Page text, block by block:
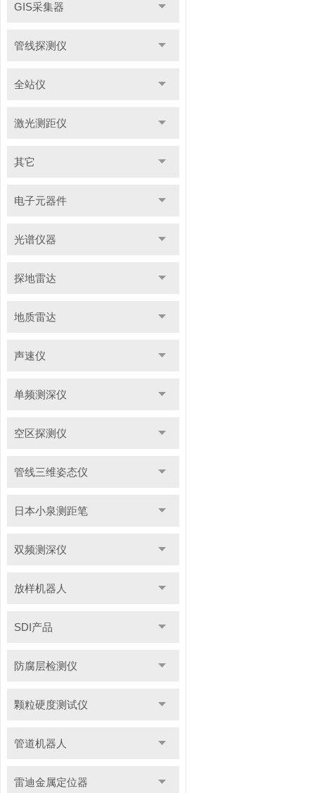
GIS采集器
管线探测仪
全站仪
激光测距仪
其它
电子元器件
光谱仪器
探地雷达
地质雷达
声速仪
单频测深仪
空区探测仪
管线三维姿态仪
日本小泉测距笔
双频测深仪
放样机器人
SDI产品
防腐层检测仪
颗粒硬度测试仪
管道机器人
雷迪金属定位器